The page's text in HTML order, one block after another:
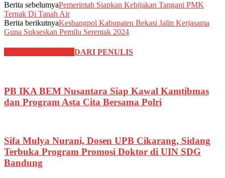
Berita sebelumyaPemerintah Siapkan Kebijakan Tangani PMK
Ternak Di Tanah Air
Berita berikutnyaKesbangpol Kabupaten Bekasi Jalin Kerjasama
Guna Sukseskan Pemilu Serentak 2024
DARI PENULIS
PB IKA BEM Nusantara Siap Kawal Kamtibmas
dan Program Asta Cita Bersama Polri
Sifa Mulya Nurani, Dosen UPB Cikarang, Sidang
Terbuka Program Promosi Doktor di UIN SDG
Bandung